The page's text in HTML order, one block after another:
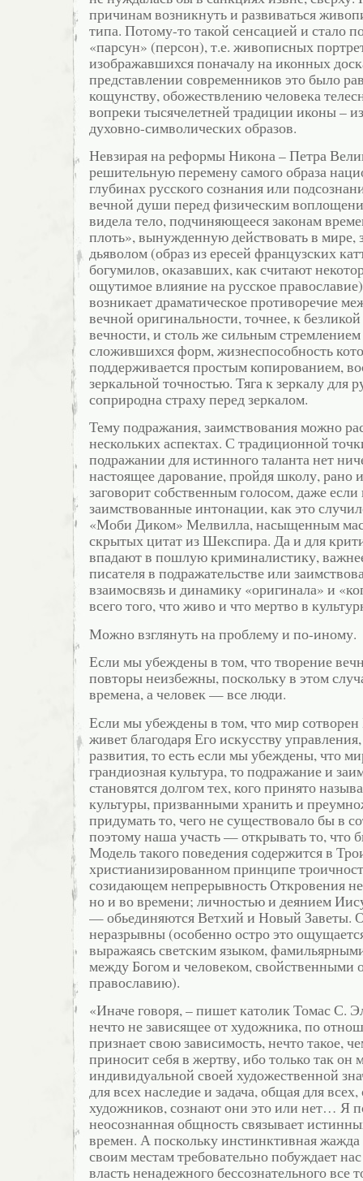
причинам возникнуть и развиваться
типа. Потому-то такой сенсацией и стало
«парсун» (персон), т.е. живописных
изображавшихся поначалу на иконных
представлении современников это было
кощунству, обожествлению человека
вопреки тысячелетней традиции иконы –
духовно-символических образов.
Невзирая на реформы Никона – Петра
решительную перемену самого образа
глубинах русского сознания или
вечной души перед физическим
видела тело, подчиняющееся законам
плоть», вынужденную действовать в мире,
дьяволом (образ из ересей французских
богумилов, оказавших, как считают
ощутимое влияние на русское
возникает драматическое противоречие
вечной оригинальности, точнее, к
вечности, и столь же сильным
сложившихся форм, жизнеспособность
поддерживается простым копированием,
зеркальной точностью. Тяга к зеркалу для
соприродна страху перед зеркалом.
Тему подражания, заимствования можно
нескольких аспектах. С традиционной
подражании для истинного таланта нет
настоящее дарование, пройдя школу, рано
заговорит собственным голосом, даже
заимствованные интонации, как это
«Моби Диком» Мелвилла, насыщенным
скрытых цитат из Шекспира. Да и для
впадают в пошлую криминалистику,
писателя в подражательстве или
взаимосвязь и динамику «оригинала» и
всего того, что живо и что мертво в
Можно взглянуть на проблему и по-иному.
Если мы убеждены в том, что творение
повторы неизбежны, поскольку в этом
времена, а человек — все люди.
Если мы убеждены в том, что мир
живет благодаря Его искусству
развития, то есть если мы убеждены, что
грандиозная культура, то подражание и
становятся долгом тех, кого принято
культуры, призванными хранить и
придумать то, чего не существовало бы в
поэтому наша участь — открывать то, что
Модель такого поведения содержится в
христианизированном принципе
созидающем непрерывность Откровения
но и во времени; личностью и деянием
— обьединяются Ветхий и Новый Заветы.
неразрывны (особенно остро это
выражаясь светским языком,
между Богом и человеком, свойственными
православию).
«Иначе говоря, – пишет католик Томас С.
нечто не зависящее от художника, по
признает свою зависимость, нечто такое,
приносит себя в жертву, ибо только так он
индивидуальной своей художественной
для всех наследие и задача, общая для
художников, сознают они это или нет… Я
неосознанная общность связывает
времен. А поскольку инстинктивная жажда
своим местам требовательно побуждает
власть ненадежного бессознательного все